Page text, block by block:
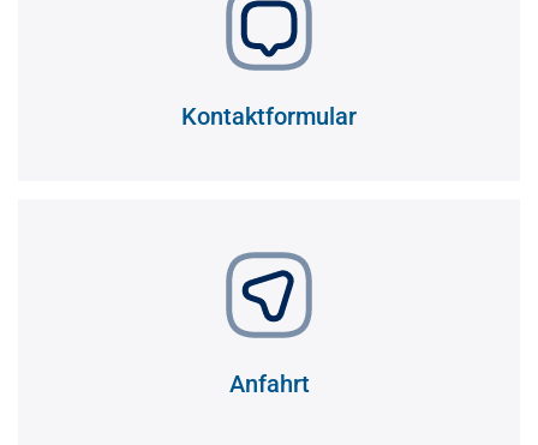
Kontaktformular
Anfahrt